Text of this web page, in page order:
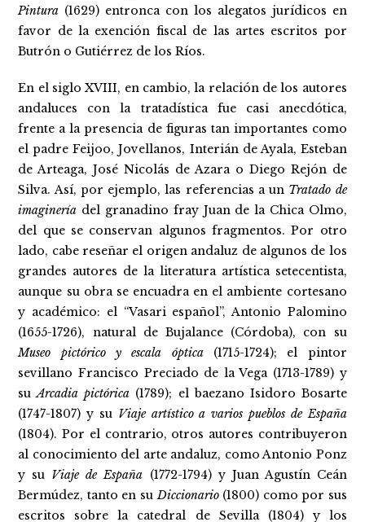
Pintura (1629) entronca con los alegatos jurídicos en
favor de la exención fiscal de las artes escritos por
Butrón o Gutiérrez de los Ríos.
En el siglo XVIII, en cambio, la relación de los autores
andaluces con la tratadística fue casi anecdótica,
frente a la presencia de figuras tan importantes como
el padre Feijoo, Jovellanos, Interián de Ayala, Esteban
de Arteaga, José Nicolás de Azara o Diego Rejón de
Silva. Así, por ejemplo, las referencias a un Tratado de
imaginería del granadino fray Juan de la Chica Olmo,
del que se conservan algunos fragmentos. Por otro
lado, cabe reseñar el origen andaluz de algunos de los
grandes autores de la literatura artística setecentista,
aunque su obra se encuadra en el ambiente cortesano
y académico: el “Vasari español”, Antonio Palomino
(1655-1726), natural de Bujalance (Córdoba), con su
Museo pictórico y escala óptica(1715-1724); el pintor
sevillano Francisco Preciado de la Vega (1713-1789) y
suArcadia pictórica (1789); el baezano Isidoro Bosarte
(1747-1807) y su Viaje artístico a varios pueblos de España
(1804). Por el contrario, otros autores contribuyeron
al conocimiento del arte andaluz, como Antonio Ponz
y su Viaje de España (1772-1794) y Juan Agustín Ceán
Bermúdez, tanto en suDiccionario(1800) como por sus
escritos sobre la catedral de Sevilla (1804) y los